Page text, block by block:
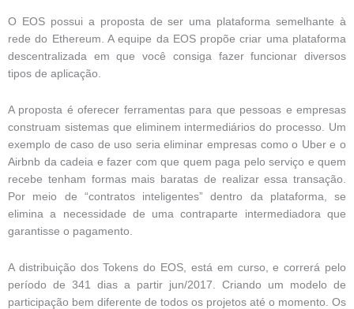
O EOS possui a proposta de ser uma plataforma semelhante à
rede do Ethereum. A equipe da EOS propõe criar uma plataforma
descentralizada em que você consiga fazer funcionar diversos
tipos de aplicação.
A proposta é oferecer ferramentas para que pessoas e empresas
construam sistemas que eliminem intermediários do processo. Um
exemplo de caso de uso seria eliminar empresas como o Uber e o
Airbnb da cadeia e fazer com que quem paga pelo serviço e quem
recebe tenham formas mais baratas de realizar essa transação.
Por meio de “contratos inteligentes” dentro da plataforma, se
elimina a necessidade de uma contraparte intermediadora que
garantisse o pagamento.
A distribuição dos Tokens do EOS, está em curso, e correrá pelo
período de 341 dias a partir jun/2017. Criando um modelo de
participação bem diferente de todos os projetos até o momento. Os